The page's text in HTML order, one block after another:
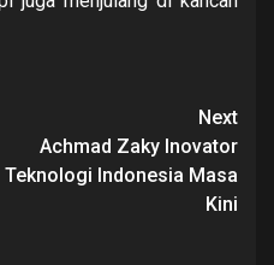
Next
Achmad Zaky Inovator
Teknologi Indonesia Masa
Kini